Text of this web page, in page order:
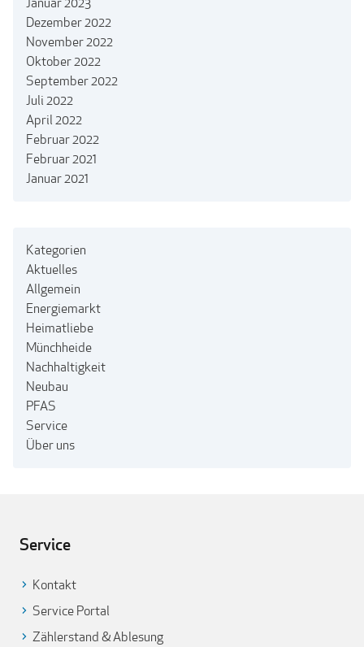
Dezember 2022
November 2022
Oktober 2022
September 2022
Juli 2022
April 2022
Februar 2022
Februar 2021
Januar 2021
Kategorien
Aktuelles
Allgemein
Energiemarkt
Heimatliebe
Münchheide
Nachhaltigkeit
Neubau
PFAS
Service
Über uns
Service
Kontakt
Service Portal
Zählerstand & Ablesung